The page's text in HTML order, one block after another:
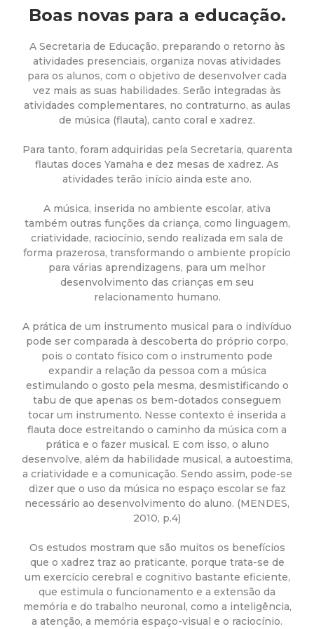
M
u
n
i
c
p
d
e
C
o
n
q
u
i
s
Boas novas para a educação.
A Secretaria de Educação, preparando o retorno às
atividades presenciais, organiza novas atividades
para os alunos, com o objetivo de desenvolver cada
vez mais as suas habilidades. Serão integradas às
atividades complementares, no contraturno, as aulas
de música (flauta), canto coral e xadrez.
Para tanto, foram adquiridas pela Secretaria, quarenta
flautas doces Yamaha e dez mesas de xadrez. As
atividades terão início ainda este ano.
A música, inserida no ambiente escolar, ativa
também outras funções da criança, como linguagem,
criatividade, raciocínio, sendo realizada em sala de
forma prazerosa, transformando o ambiente propício
para várias aprendizagens, para um melhor
desenvolvimento das crianças em seu
relacionamento humano.
A prática de um instrumento musical para o indivíduo
pode ser comparada à descoberta do próprio corpo,
pois o contato físico com o instrumento pode
expandir a relação da pessoa com a música
estimulando o gosto pela mesma, desmistificando o
tabu de que apenas os bem-dotados conseguem
tocar um instrumento. Nesse contexto é inserida a
flauta doce estreitando o caminho da música com a
prática e o fazer musical. E com isso, o aluno
desenvolve, além da habilidade musical, a autoestima,
a criatividade e a comunicação. Sendo assim, pode-se
dizer que o uso da música no espaço escolar se faz
necessário ao desenvolvimento do aluno. (MENDES,
2010, p.4)
Os estudos mostram que são muitos os benefícios
que o xadrez traz ao praticante, porque trata-se de
um exercício cerebral e cognitivo bastante eficiente,
que estimula o funcionamento e a extensão da
memória e do trabalho neuronal, como a inteligência,
a atenção, a memória espaço-visual e o raciocínio.